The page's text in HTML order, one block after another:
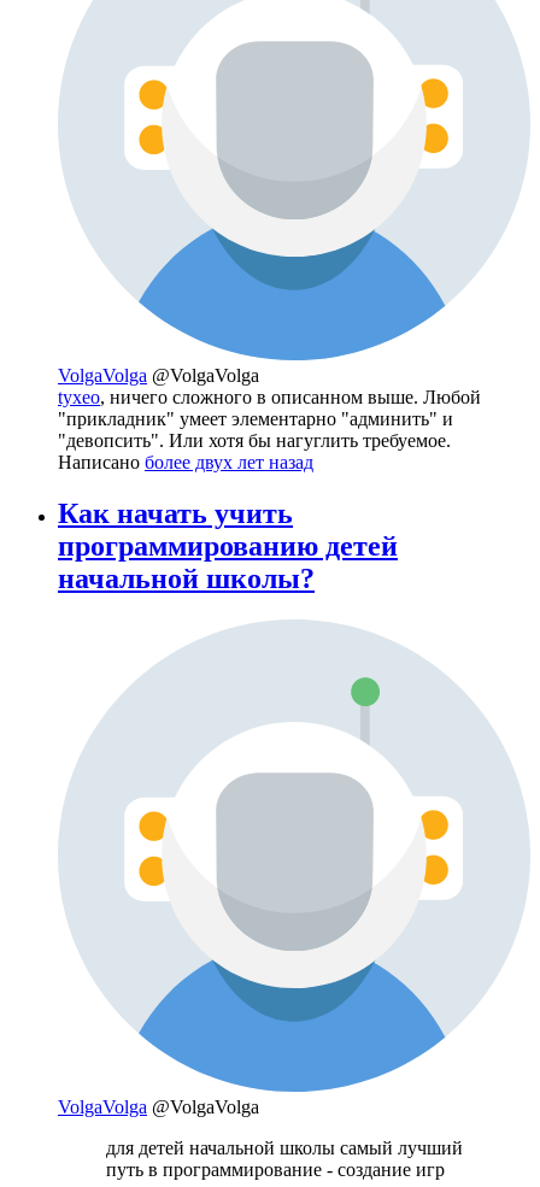
VolgaVolga @VolgaVolga
tyxeo, ничего сложного в описанном выше. Любой
"прикладник" умеет элементарно "админить" и
"девопсить". Или хотя бы нагуглить требуемое.
Написано более двух лет назад
Как начать учить
программированию детей
начальной школы?
VolgaVolga @VolgaVolga
для детей начальной школы самый лучший
путь в программирование - создание игр